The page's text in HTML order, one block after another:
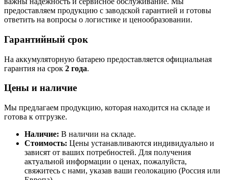
предоставляем продукцию с заводской гарантией и готовы
ответить на вопросы о логистике и ценообразовании.
Гарантийный срок
На аккумуляторную батарею предоставляется официальная
гарантия на срок 2 года.
Цены и наличие
Мы предлагаем продукцию, которая находится на складе и
готова к отгрузке.
Наличие: В наличии на складе.
Стоимость: Цены устанавливаются индивидуально и
зависят от ваших потребностей. Для получения
актуальной информации о ценах, пожалуйста,
свяжитесь с нами, указав ваши геолокацию (Россия или